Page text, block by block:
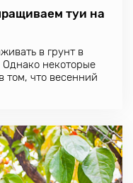
туи на
в грунт в
некоторые
том, что весенний